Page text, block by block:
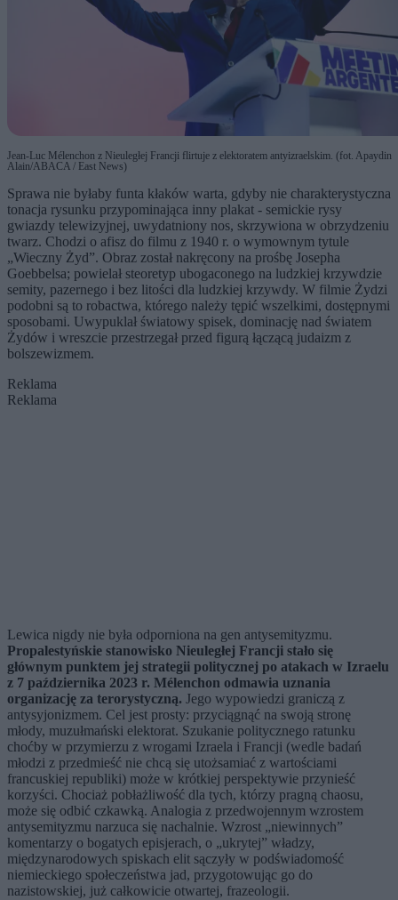
Jean-Luc Mélenchon z Nieuległej Francji flirtuje z elektoratem antyizraelskim. (fot. Apaydin
Alain/ABACA / East News)
Sprawa nie byłaby funta kłaków warta, gdyby nie charakterystyczna
tonacja rysunku przypominająca inny plakat - semickie rysy
gwiazdy telewizyjnej, uwydatniony nos, skrzywiona w obrzydzeniu
twarz. Chodzi o afisz do filmu z 1940 r. o wymownym tytule
„Wieczny Żyd”. Obraz został nakręcony na prośbę Josepha
Goebbelsa; powielał steoretyp ubogaconego na ludzkiej krzywdzie
semity, pazernego i bez litości dla ludzkiej krzywdy. W filmie Żydzi
podobni są to robactwa, którego należy tępić wszelkimi, dostępnymi
sposobami. Uwypuklał światowy spisek, dominację nad światem
Żydów i wreszcie przestrzegał przed figurą łączącą judaizm z
bolszewizmem.
Reklama
Reklama
Lewica nigdy nie była odporniona na gen antysemityzmu.
Propalestyńskie stanowisko Nieuległej Francji stało się
głównym punktem jej strategii politycznej po atakach w Izraelu
z 7 października 2023 r. Mélenchon odmawia uznania
organizację za terorystyczną. Jego wypowiedzi graniczą z
antysyjonizmem. Cel jest prosty: przyciągnąć na swoją stronę
młody, muzułmański elektorat. Szukanie politycznego ratunku
choćby w przymierzu z wrogami Izraela i Francji (wedle badań
młodzi z przedmieść nie chcą się utożsamiać z wartościami
francuskiej republiki) może w krótkiej perspektywie przynieść
korzyści. Chociaż pobłażliwość dla tych, którzy pragną chaosu,
może się odbić czkawką. Analogia z przedwojennym wzrostem
antysemityzmu narzuca się nachalnie. Wzrost „niewinnych”
komentarzy o bogatych episjerach, o „ukrytej” władzy,
międzynarodowych spiskach elit sączyły w podświadomość
niemieckiego społeczeństwa jad, przygotowując go do
nazistowskiej, już całkowicie otwartej, frazeologii.